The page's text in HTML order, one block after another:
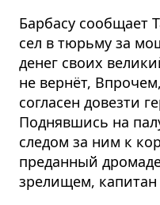
Барбасу сообщает
сел в тюрьму за
денег своих
не вернёт,
согласен довезти
Поднявшись на
следом за ним к
преданный
зрелищем,